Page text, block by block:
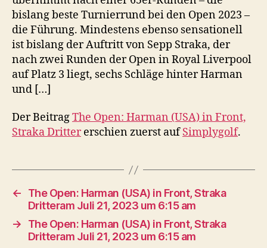
bislang beste Turnierrund bei den Open 2023 –
die Führung. Mindestens ebenso sensationell
ist bislang der Auftritt von Sepp Straka, der
nach zwei Runden der Open in Royal Liverpool
auf Platz 3 liegt, sechs Schläge hinter Harman
und […]
Der BeitragThe Open: Harman (USA) in Front,
Straka Drittererschien zuerst aufSimplygolf.
←
The Open: Harman (USA) in Front, Straka
Dritteram Juli 21, 2023 um 6:15 am
→
The Open: Harman (USA) in Front, Straka
Dritteram Juli 21, 2023 um 6:15 am